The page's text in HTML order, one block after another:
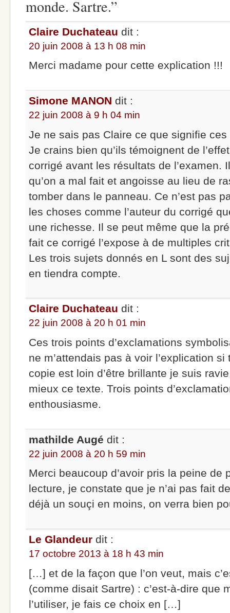
monde. Sartre.”
Claire Duchateau dit :
20 juin 2008 à 13 h 08 min
Merci madame pour cette explication !!!
Simone MANON dit :
22 juin 2008 à 9 h 04 min
Je ne sais pas Claire ce que signifie
Je crains bien qu’ils témoignent de
corrigé avant les résultats de l’examen.
qu’on a mal fait et angoisse au lieu de
tomber dans le panneau. Ce n’est pas
les choses comme l’auteur du corrigé
une richesse. Il se peut même que la
fait ce corrigé l’expose à de multiples
Les trois sujets donnés en L sont des
en tiendra compte.
Claire Duchateau dit :
22 juin 2008 à 20 h 01 min
Ces trois points d’exclamations
ne m’attendais pas à voir l’explication
copie est loin d’être brillante je suis
mieux ce texte. Trois points
enthousiasme.
mathilde Augé dit :
22 juin 2008 à 20 h 59 min
Merci beaucoup d’avoir pris la peine de
lecture, je constate que je n’ai pas fait
déjà un souçi en moins, on verra bien
Le Glandeur dit :
17 octobre 2013 à 18 h 43 min
[…] et de la façon que l’on veut, mais
(comme disait Sartre) : c’est-à-dire que
l’utiliser, je fais ce choix en […]